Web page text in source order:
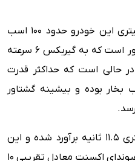
حداکثر توان موتور یک و چهار لیتری این خودرو حدود ۱۰۰ اسب
بخار قدرت و ۱۳۶ نیوتن‌متر گشتاور است که به گیربکس ۶ سرعته
حالی است که حداکثر قدرت
۱.۶ لیتری معادل ۱۲۳ اسب بخار بوده و بیشینه گشتاور
شتاب صفر تا صد نسخه ۱.۴ لیتری ۱۱.۵ ثانیه برآورد شده و این
روم این رقم برای مدل ۱.۶ لیتری هیوندای اکسنت معادل تقریبی ۱۰